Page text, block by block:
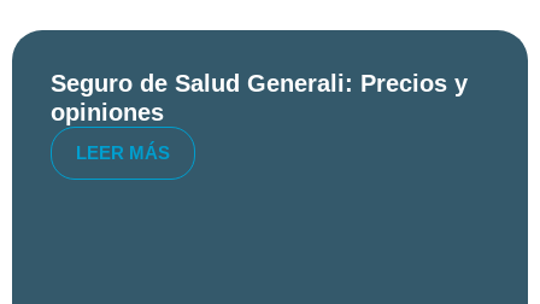
Seguro de Salud Generali: Precios y
opiniones
LEER MÁS